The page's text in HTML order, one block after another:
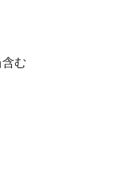
む